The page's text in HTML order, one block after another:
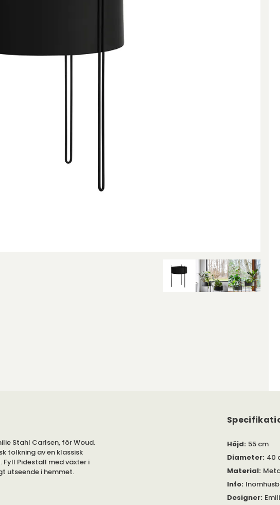
Stahl Carlsen, för Woud.
tolkning av en klassisk
Fyll Pidestall med växter i
utseende i hemmet.
Höjd: 55 cm
Diameter: 40
Material:
Info:
Designer: